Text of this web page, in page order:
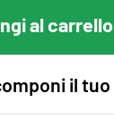
al carrello
il tuo